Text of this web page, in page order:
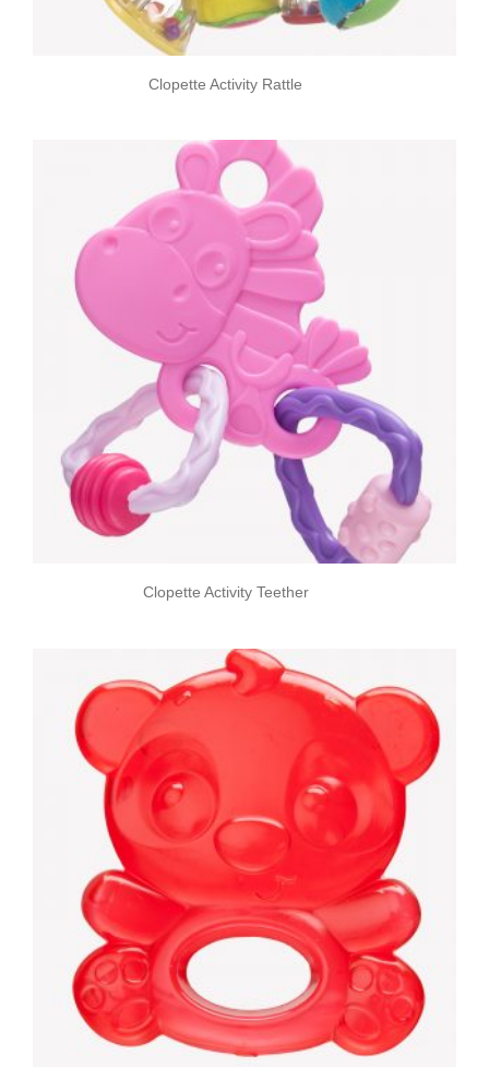
Clopette Activity Rattle
Clopette Activity Teether